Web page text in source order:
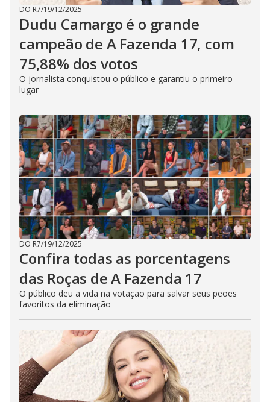
DO R7/19/12/2025
Dudu Camargo é o grande
campeão de A Fazenda 17, com
75,88% dos votos
O jornalista conquistou o público e garantiu o primeiro
lugar
DO R7/19/12/2025
Confira todas as porcentagens
das Roças de A Fazenda 17
O público deu a vida na votação para salvar seus peões
favoritos da eliminação